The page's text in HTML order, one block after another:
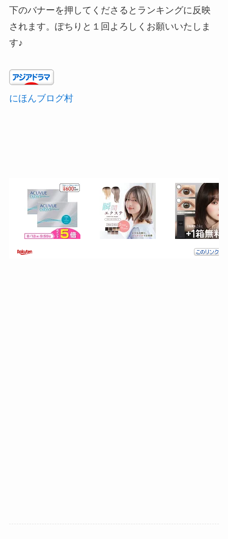
下のバナーを押してくださるとランキングに反映
されます。ぽちりと１回よろしくお願いいたしま
す♪
にほんブログ村